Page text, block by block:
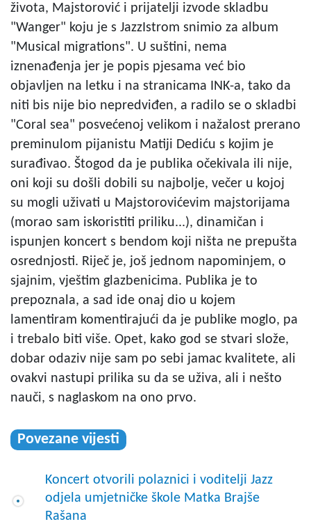
života, Majstorović i prijatelji izvode skladbu
"Wanger" koju je s JazzIstrom snimio za album
"Musical migrations". U suštini, nema
iznenađenja jer je popis pjesama već bio
objavljen na letku i na stranicama INK-a, tako da
niti bis nije bio nepredviđen, a radilo se o skladbi
"Coral sea" posvećenoj velikom i nažalost prerano
preminulom pijanistu Matiji Dediću s kojim je
surađivao. Štogod da je publika očekivala ili nije,
oni koji su došli dobili su najbolje, večer u kojoj
su mogli uživati u Majstorovićevim majstorijama
(morao sam iskoristiti priliku...), dinamičan i
ispunjen koncert s bendom koji ništa ne prepušta
osrednjosti. Riječ je, još jednom napominjem, o
sjajnim, vještim glazbenicima. Publika je to
prepoznala, a sad ide onaj dio u kojem
lamentiram komentirajući da je publike moglo, pa
i trebalo biti više. Opet, kako god se stvari slože,
dobar odaziv nije sam po sebi jamac kvalitete, ali
ovakvi nastupi prilika su da se uživa, ali i nešto
nauči, s naglaskom na ono prvo.
Povezane vijesti
Koncert otvorili polaznici i voditelji Jazz
odjela umjetničke škole Matka Brajše
Rašana